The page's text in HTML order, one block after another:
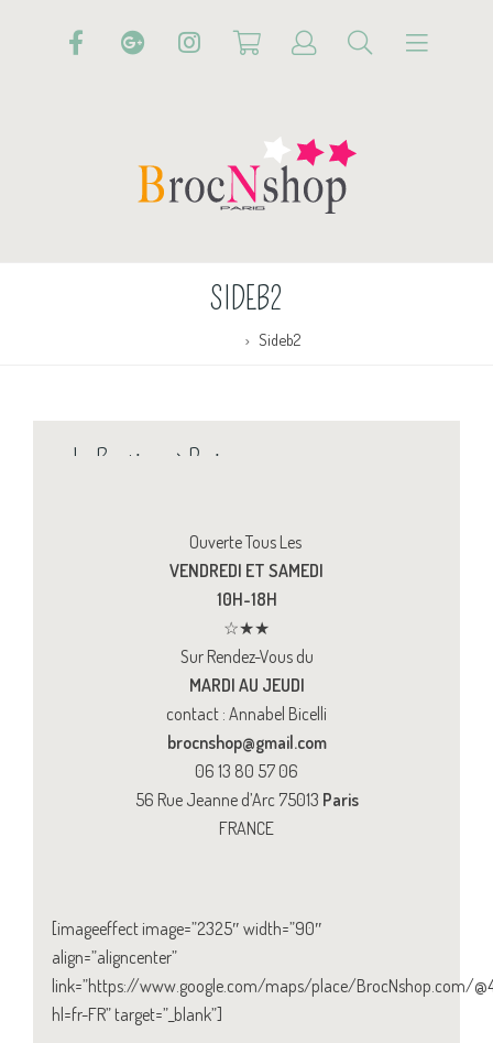
SIDEB2
Sideb2
La Boutique à Paris
Ouverte Tous Les
VENDREDI ET SAMEDI
10H-18H
☆★★
Sur Rendez-Vous du
MARDI AU JEUDI
contact : Annabel Bicelli
brocnshop@gmail.com
06 13 80 57 06
56 Rue Jeanne d’Arc 75013 Paris
FRANCE
[imageeffect image=”2325″ width=”90″
align=”aligncenter”
link=”https://www.google.com/maps/place/BrocNshop.com/
hl=fr-FR” target=”_blank”]